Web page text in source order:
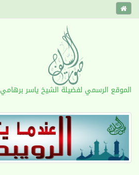
الموقع الرسمي لفضيلة الشيخ ياسر برهامي